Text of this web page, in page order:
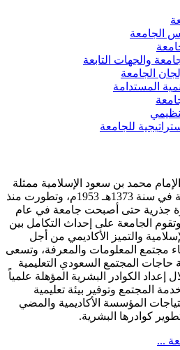
الجامعة
والجهات التابعة
الجامعة
المستدامة
للجامعة
محمد بن سعود الإسلامية ممثلة
في كلية الشريعة في سنة 1373هـ 1953م، وتطورت منذ
جذرية حتى أصبحت جامعة في عام
1974م ، وتقوم الجامعة على إحداث التكامل بين
والتميز الأكاديمي من أجل
مجتمع المعلومات والمعرفة، وتسعى
حاجات المجتمع السعودي التعليمية
إعداد الكوادر البشرية المؤهلة علمياً
المجتمع وتوفير بيئة تعليمية
المؤسسة الأكاديمية والمضي
كوادرها البشرية.
...